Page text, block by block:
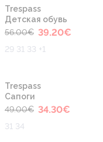
Trespass
Детская обувь
56.00€ 39.20€
29 31 33 +1
Trespass
Сапоги
49.00€ 34.30€
31 34